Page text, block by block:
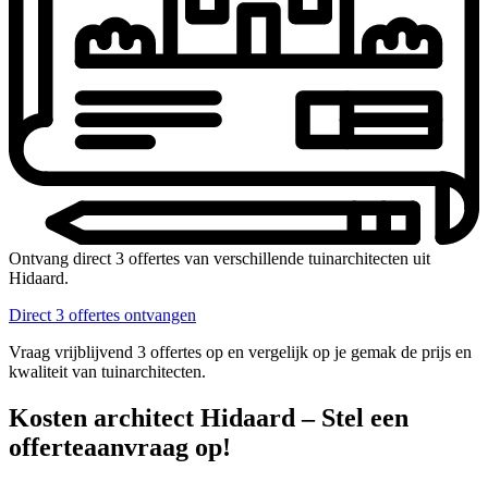
Ontvang direct 3 offertes van verschillende tuinarchitecten uit
Hidaard.
Direct 3 offertes ontvangen
Vraag vrijblijvend 3 offertes op en vergelijk op je gemak de prijs en
kwaliteit van tuinarchitecten.
Kosten architect Hidaard – Stel een
offerteaanvraag op!